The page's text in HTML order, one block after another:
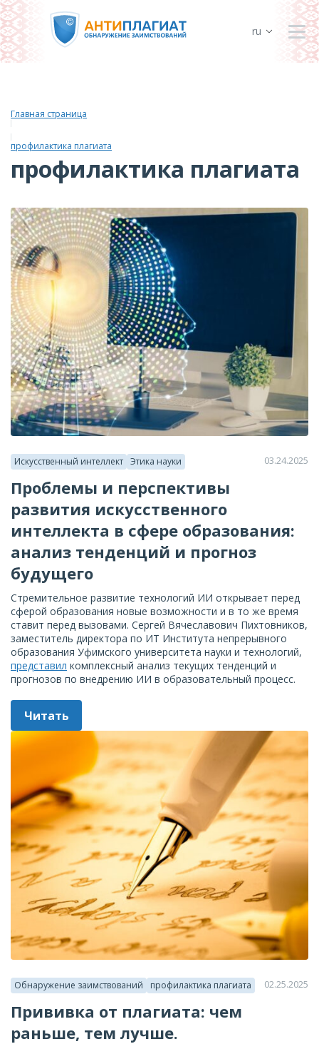
ru
Главная страница
профилактика плагиата
профилактика плагиата
Искусственный интеллект Этика науки 03.24.2025
Проблемы и перспективы
развития искусственного
интеллекта в сфере образования:
анализ тенденций и прогноз
будущего
Стремительное развитие технологий ИИ открывает перед
сферой образования новые возможности и в то же время
ставит перед вызовами. Сергей Вячеславович Пихтовников,
заместитель директора по ИТ Института непрерывного
образования Уфимского университета науки и технологий,
представил комплексный анализ текущих тенденций и
прогнозов по внедрению ИИ в образовательный процесс.
Читать
Обнаружение заимствований профилактика плагиата 02.25.2025
Прививка от плагиата: чем
раньше, тем лучше.